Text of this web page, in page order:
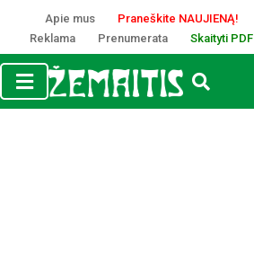
Apie mus
Praneškite NAUJIENĄ!
Reklama
Prenumerata Skaityti PDF